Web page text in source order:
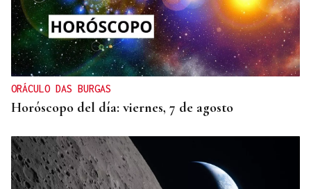
ORÁCULO DAS BURGAS
Horóscopo del día: viernes, 7 de agosto